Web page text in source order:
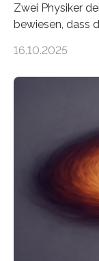
Zwei Physiker
bewiesen, dass
Größenordnung
die Herleitung.
Energie in
ausgedrückt,
16.10.2025